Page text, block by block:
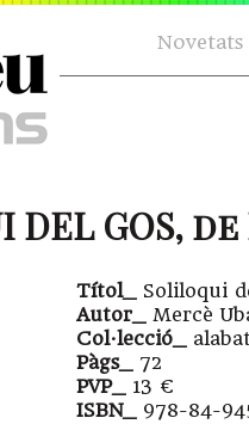
Novetats
DEL GOS,
Títol_
Soliloqui
Autor_
Mercè
Col·lecció_
Pàgs_
72
PVP_
13 €
ISBN_
978-84-